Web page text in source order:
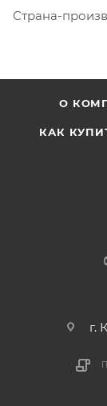
Страна-
О
КАК
г.